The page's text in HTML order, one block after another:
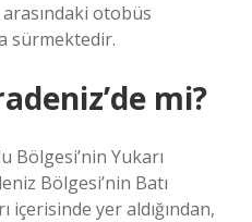
otobüs
sürmektedir.
mi?
Bölgesi’nin Yukarı
Bölgesi’nin Batı
içerisinde yer aldığından,